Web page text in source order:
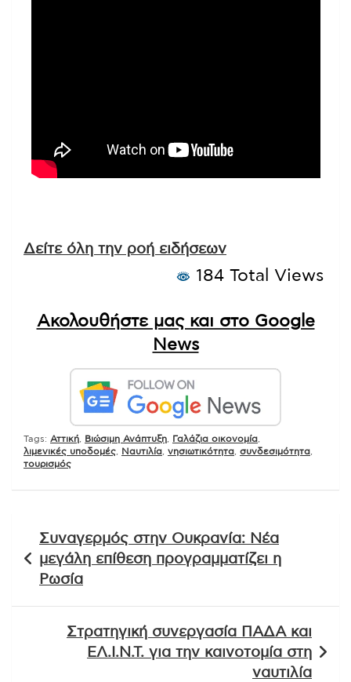
Δείτε όλη την ροή ειδήσεων
184 Total Views
Ακολουθήστε μας και στο Google
News
Tags: Αττική Βιώσιμη Ανάπτυξη Γαλάζια οικονομία
λιμενικές υποδομές
Ναυτιλία νησιωτικότητα συνδεσιμότητα
τουρισμός
άρθρων
Συναγερμός στην Ουκρανία: Νέα
μεγάλη επίθεση προγραμματίζει η
Ρωσία
Στρατηγική συνεργασία ΠΑΔΑ και
ΕΛ.Ι.Ν.Τ. για την καινοτομία στη
ναυτιλία